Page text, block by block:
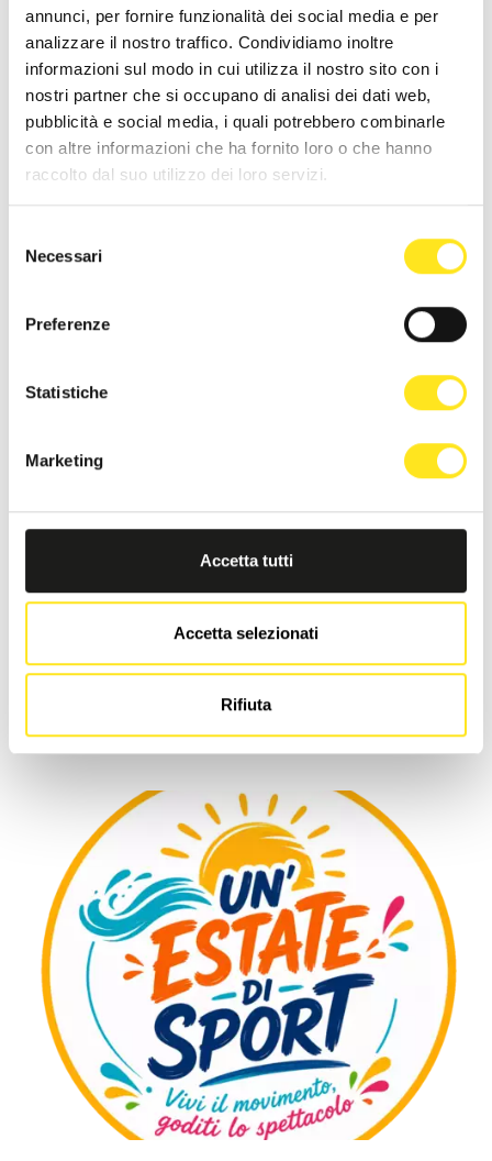
annunci, per fornire funzionalità dei social media e per
analizzare il nostro traffico. Condividiamo inoltre
informazioni sul modo in cui utilizza il nostro sito con i
nostri partner che si occupano di analisi dei dati web,
pubblicità e social media, i quali potrebbero combinarle
con altre informazioni che ha fornito loro o che hanno
raccolto dal suo utilizzo dei loro servizi.
delNecessari
Preferenze
Statistiche
Marketing
Accetta tutti
Accetta selezionati
Rifiuta
ALTRI EVENTI SIMILI
RAGUSA FOTO FESTIVAL 2026
Ragusa Foto Festival ,rassegna siciliana di respiro internazionale
dedicata ai diversi linguaggi della fotografia contemporanea